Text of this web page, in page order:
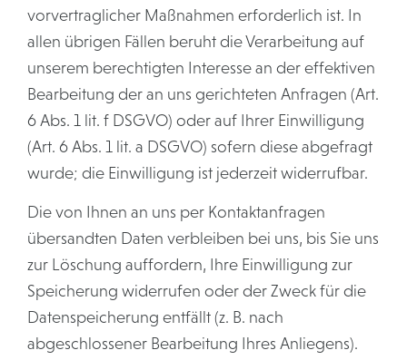
vorvertraglicher Maßnahmen erforderlich ist. In
allen übrigen Fällen beruht die Verarbeitung auf
unserem berechtigten Interesse an der effektiven
Bearbeitung der an uns gerichteten Anfragen (Art.
6 Abs. 1 lit. f DSGVO) oder auf Ihrer Einwilligung
(Art. 6 Abs. 1 lit. a DSGVO) sofern diese abgefragt
wurde; die Einwilligung ist jederzeit widerrufbar.
Die von Ihnen an uns per Kontaktanfragen
übersandten Daten verbleiben bei uns, bis Sie uns
zur Löschung auffordern, Ihre Einwilligung zur
Speicherung widerrufen oder der Zweck für die
Datenspeicherung entfällt (z. B. nach
abgeschlossener Bearbeitung Ihres Anliegens).